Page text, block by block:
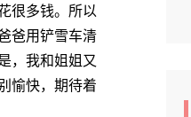
很多钱。所以
爸用铲雪车清
，我和姐姐又
愉快，期待着